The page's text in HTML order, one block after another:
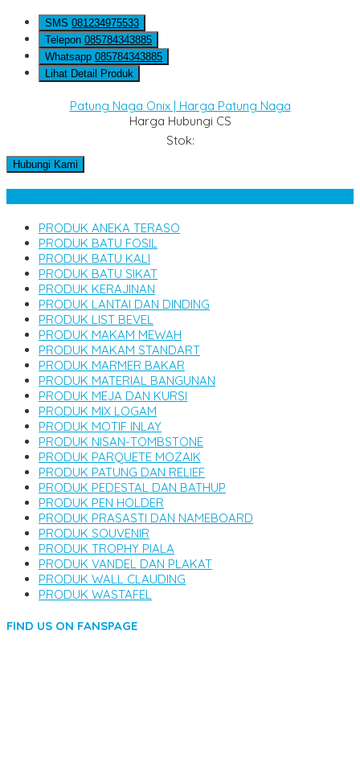
SMS 081234975533
Telepon 085784343885
Whatsapp 085784343885
Lihat Detail Produk
Patung Naga Onix | Harga Patung Naga
Harga Hubungi CS
Stok:
Hubungi Kami
PRODUK ANEKA TERASO
PRODUK BATU FOSIL
PRODUK BATU KALI
PRODUK BATU SIKAT
PRODUK KERAJINAN
PRODUK LANTAI DAN DINDING
PRODUK LIST BEVEL
PRODUK MAKAM MEWAH
PRODUK MAKAM STANDART
PRODUK MARMER BAKAR
PRODUK MATERIAL BANGUNAN
PRODUK MEJA DAN KURSI
PRODUK MIX LOGAM
PRODUK MOTIF INLAY
PRODUK NISAN-TOMBSTONE
PRODUK PARQUETE MOZAIK
PRODUK PATUNG DAN RELIEF
PRODUK PEDESTAL DAN BATHUP
PRODUK PEN HOLDER
PRODUK PRASASTI DAN NAMEBOARD
PRODUK SOUVENIR
PRODUK TROPHY PIALA
PRODUK VANDEL DAN PLAKAT
PRODUK WALL CLAUDING
PRODUK WASTAFEL
FIND US ON FANSPAGE